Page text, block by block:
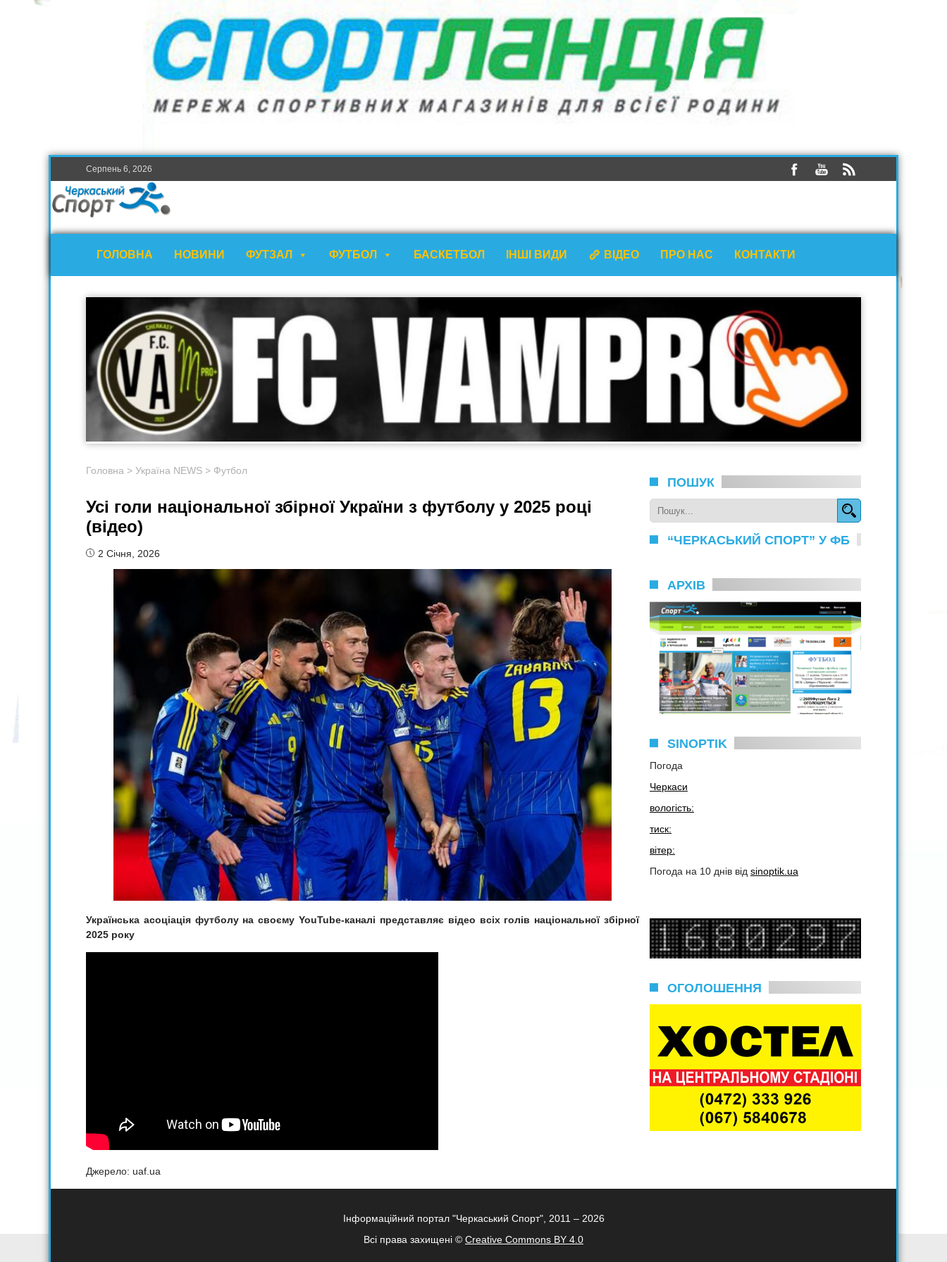
Серпень 6, 2026
ГОЛОВНА НОВИНИ ФУТЗАЛ ФУТБОЛ БАСКЕТБОЛ ІНШІ ВИДИ ВІДЕО ПРО НАС КОНТАКТИ
Головна > Україна NEWS > Футбол
Усі голи національної збірної України з футболу у 2025 році
(відео)
2 Січня, 2026
Українська асоціація футболу на своєму YouTube-каналі представляє відео всіх голів національної збірної
2025 року
Джерело: uaf.ua
ПОШУК
“ЧЕРКАСЬКИЙ СПОРТ” У ФБ
АРХІВ
SINOPTIK
Погода
Черкаси
вологість:
тиск:
вітер:
Погода на 10 днів від sinoptik.ua
ОГОЛОШЕННЯ
Інформаційний портал "Черкаський Спорт", 2011 – 2026
Всі права захищені © Creative Commons BY 4.0